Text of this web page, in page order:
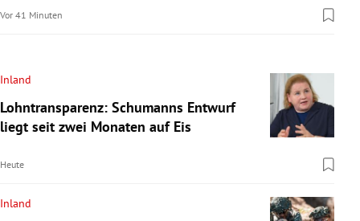
Vor 41 Minuten
Inland
Lohntransparenz: Schumanns Entwurf
liegt seit zwei Monaten auf Eis
Heute
Inland